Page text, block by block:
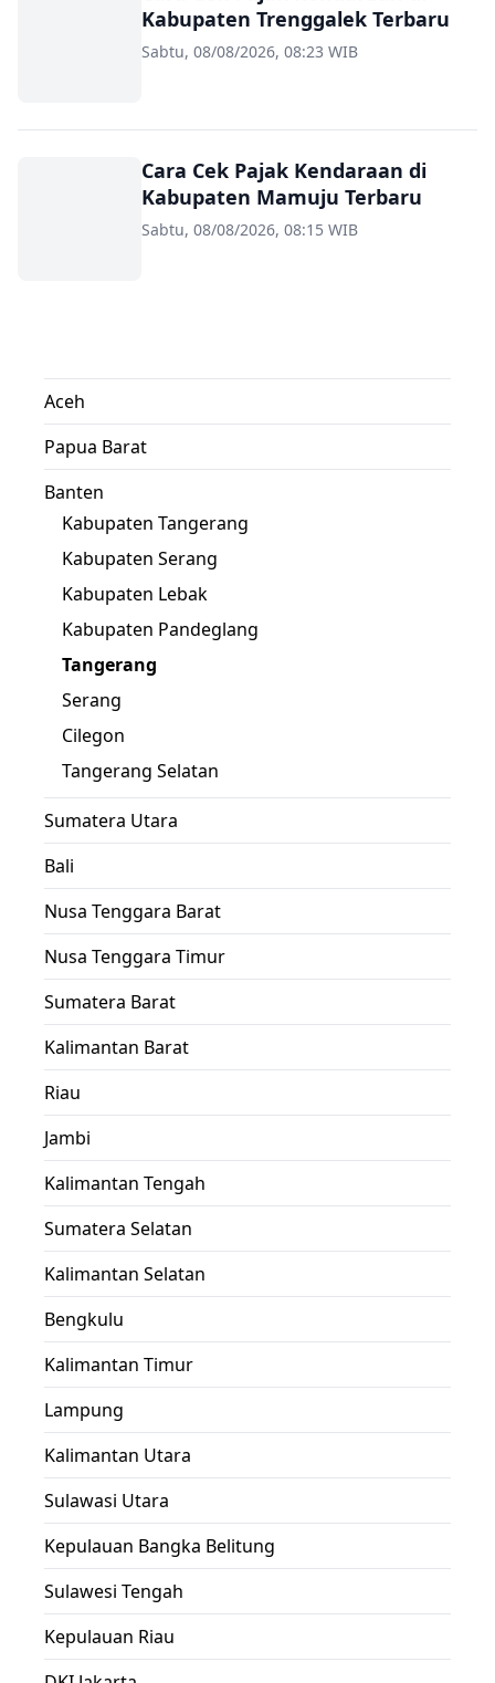
Kabupaten Trenggalek Terbaru
Sabtu, 08/08/2026, 08:23 WIB
Cara Cek Pajak Kendaraan di
Kabupaten Mamuju Terbaru
Sabtu, 08/08/2026, 08:15 WIB
Aceh
Papua Barat
Banten
Kabupaten Tangerang
Kabupaten Serang
Kabupaten Lebak
Kabupaten Pandeglang
Tangerang
Serang
Cilegon
Tangerang Selatan
Sumatera Utara
Bali
Nusa Tenggara Barat
Nusa Tenggara Timur
Sumatera Barat
Kalimantan Barat
Riau
Jambi
Kalimantan Tengah
Sumatera Selatan
Kalimantan Selatan
Bengkulu
Kalimantan Timur
Lampung
Kalimantan Utara
Sulawasi Utara
Kepulauan Bangka Belitung
Sulawesi Tengah
Kepulauan Riau